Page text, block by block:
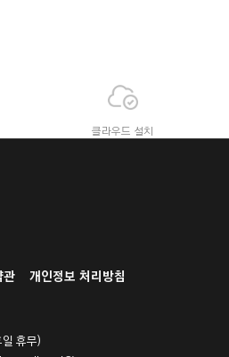
클라우드 설치
관 개인정보 처리방침
휴무)